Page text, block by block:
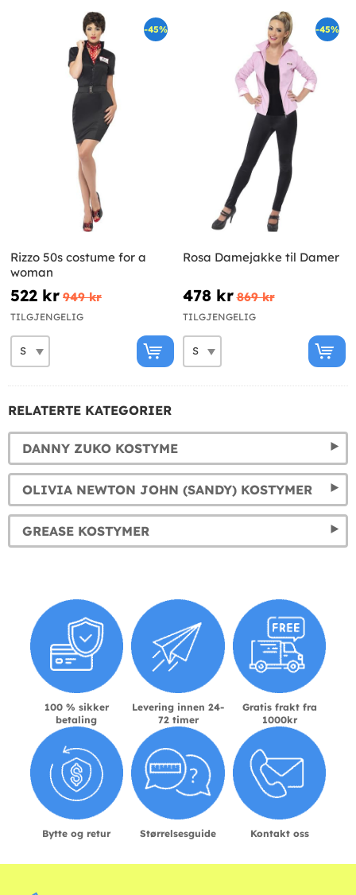
-45%
Rizzo 50s costume for a
woman
522 kr 949 kr
TILGJENGELIG
-45%
Rosa Damejakke til Damer
478 kr 869 kr
TILGJENGELIG
RELATERTE KATEGORIER
DANNY ZUKO KOSTYME
OLIVIA NEWTON JOHN (SANDY) KOSTYMER
GREASE KOSTYMER
100 % sikker
betaling
Levering innen 24-
72 timer
Gratis frakt fra
1000kr
Bytte og retur Størrelsesguide Kontakt oss